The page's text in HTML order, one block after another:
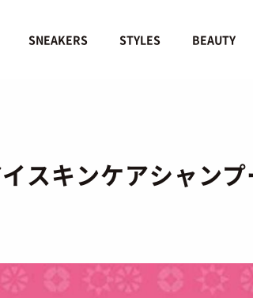
SNEAKERS STYLES BEAUTY
イスキンケアシャン